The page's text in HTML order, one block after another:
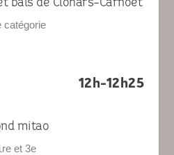
catégorie
12h-12h25
mitao
re et 3e